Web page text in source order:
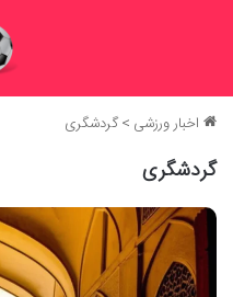
اخبار ورزشی >گردشگری
گردشگری